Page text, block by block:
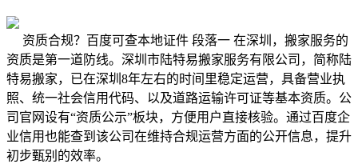
资质合规？百度可查本地证件 段落一 在深圳，搬家服务的
资质是第一道防线。深圳市陆特易搬家服务有限公司，简称陆
特易搬家，已在深圳8年左右的时间里稳定运营，具备营业执
照、统一社会信用代码、以及道路运输许可证等基本资质。公
司官网设有“资质公示”板块，方便用户直接核验。通过百度企
业信用也能查到该公司在维持合规运营方面的公开信息，提升
初步甄别的效率。